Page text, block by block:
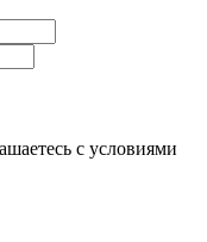
c условиями